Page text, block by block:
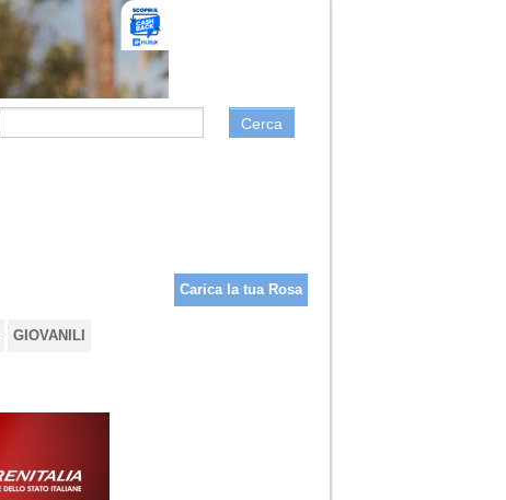
Cerca
Carica la tua Rosa
GIOVANILI